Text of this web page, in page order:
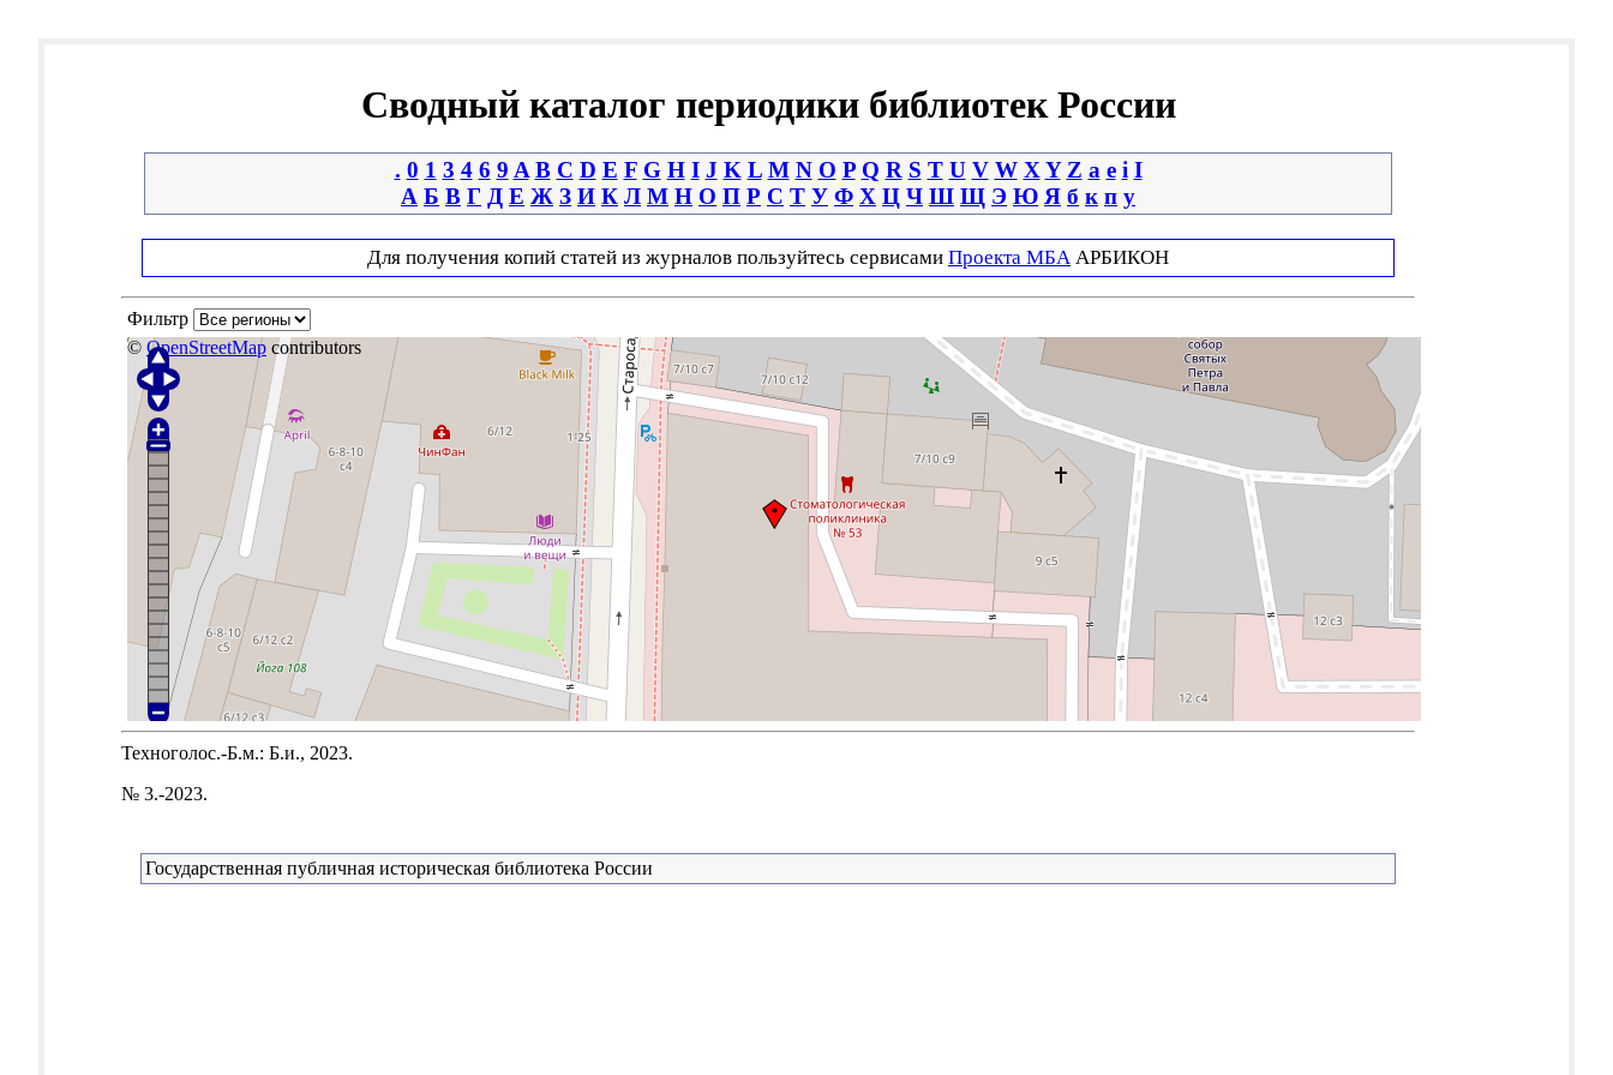
Сводный каталог периодики библиотек России
. 0 1 3 4 6 9 A B C D E F G H I J K L M N O P Q R S T U V W X Y Z a e i І
А Б В Г Д Е Ж З И К Л М Н О П Р С Т У Ф Х Ц Ч Ш Щ Э Ю Я б к п у
Для получения копий статей из журналов пользуйтесь сервисами Проекта МБА АРБИКОН
Фильтр
© OpenStreetMap contributors
Техноголос.-Б.м.: Б.и., 2023.
№ 3.-2023.
Государственная публичная историческая библиотека России